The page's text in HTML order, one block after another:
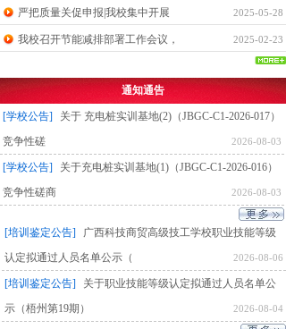
严把质量关促申报|我校集中开展 2025-05-28
我校召开节能减排部署工作会议， 2025-02-23
通知通告
[学校公告]
关于 充电桩实训基地(2)（JBGC-C1-2026-017）
竞争性磋
2026-08-03
[学校公告]
关于充电桩实训基地(1)（JBGC-C1-2026-016）
竞争性磋商
2026-08-03
[培训鉴定公告]
广西科技商贸高级技工学校职业技能等级
认定拟通过人员名单公示（
2026-08-06
[培训鉴定公告]
关于职业技能等级认定拟通过人员名单公
示（梧州第19期）
2026-08-04